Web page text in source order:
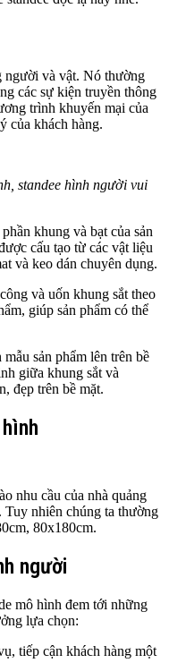
người và vật. Nó thường
các sự kiện truyền thông
trình khuyến mại của
của khách hàng.
standee hình người vui
khung và bạt của sản
cấu tạo từ các vật liệu
và keo dán chuyên dụng.
và uốn khung sắt theo
giúp sản phẩm có thể
sản phẩm lên trên bề
giữa khung sắt và
đẹp trên bề mặt.
nhu cầu của nhà quảng
nhiên chúng ta thường
80x180cm.
người
mô hình đem tới những
lựa chọn:
tiếp cận khách hàng một